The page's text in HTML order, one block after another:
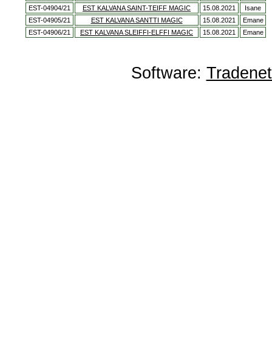
EST-04904/21
EST KALVANA SAINT-TEIFF MAGIC 15.08.2021
Isane
EST-04905/21
EST KALVANA SANTTI MAGIC 15.08.2021
Emane
EST-04906/21
EST KALVANA SLEIFFI-ELFFI MAGIC 15.08.2021 Emane
Software: